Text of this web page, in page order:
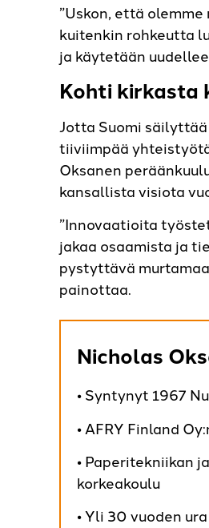
”Uskon, että
kuitenkin rohkeutta
ja käytetään
Kohti kirkasta
Jotta Suomi
tiiviimpää
Oksanen
kansallista visiota
”Innovaatioita
jakaa osaamista ja
pystyttävä
painottaa.
Nicholas
• Syntynyt 1967
• AFRY Finland
• Paperitekniikan
korkeakoulu
• Yli 30 vuoden